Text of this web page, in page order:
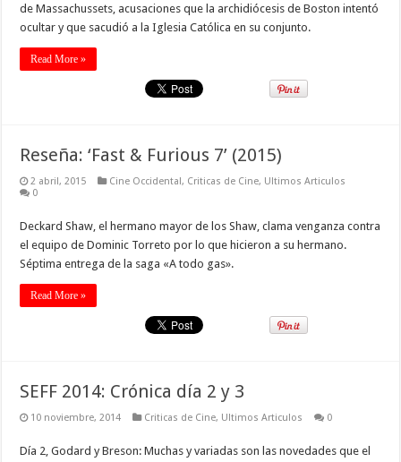
de Massachussets, acusaciones que la archidiócesis de Boston intentó
ocultar y que sacudió a la Iglesia Católica en su conjunto.
Read More »
Reseña: ‘Fast & Furious 7’ (2015)
2 abril, 2015 Cine Occidental, Criticas de Cine, Ultimos Articulos
0
Deckard Shaw, el hermano mayor de los Shaw, clama venganza contra
el equipo de Dominic Torreto por lo que hicieron a su hermano.
Séptima entrega de la saga «A todo gas».
Read More »
SEFF 2014: Crónica día 2 y 3
10 noviembre, 2014 Criticas de Cine, Ultimos Articulos 0
Día 2, Godard y Breson: Muchas y variadas son las novedades que el